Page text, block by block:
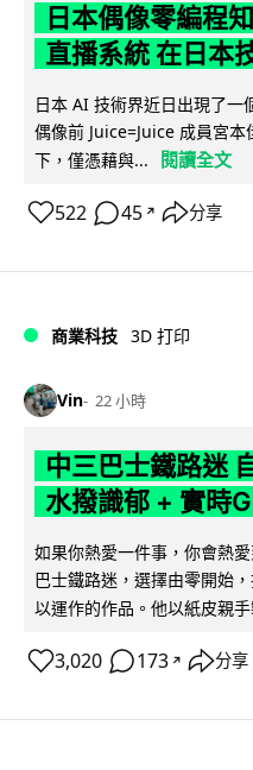
日本偶像零編程
直播系統 在日本
日本 AI 技術界近日出現了一
偶像前 Juice=Juice 成員宮
下，僅憑藉與...
閱讀全文
522 45 ↗ 分享
商業科技 3D 打印
Vin 22 小時
中三巴士鐵路迷
水撥識郁 + 實時
如果你熱愛一件事，你會熱
巴士鐵路迷，選擇由零開始
以運作的作品。他以紙皮親
3,020 173 ↗ 分享